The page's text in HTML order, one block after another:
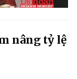
nâng tỷ lệ